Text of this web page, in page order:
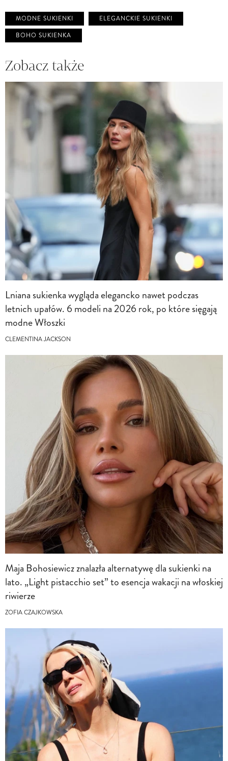
MODNE SUKIENKI
ELEGANCKIE SUKIENKI
BOHO SUKIENKA
Zobacz także
Lniana sukienka wygląda elegancko nawet podczas
letnich upałów. 6 modeli na 2026 rok, po które sięgają
modne Włoszki
CLEMENTINA JACKSON
Maja Bohosiewicz znalazła alternatywę dla sukienki na
lato. „Light pistacchio set” to esencja wakacji na włoskiej
riwierze
ZOFIA CZAJKOWSKA